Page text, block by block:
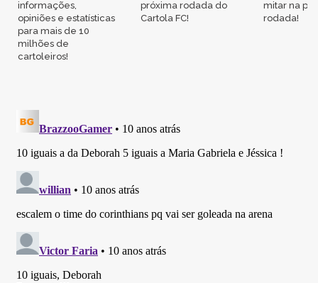
informações,
opiniões e estatísticas
para mais de 10
milhões de
cartoleiros!
próxima rodada do
Cartola FC!
mitar na
rodada!